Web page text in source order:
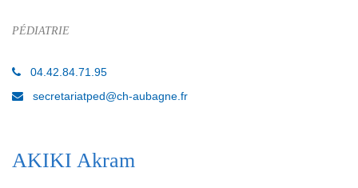
PÉDIATRIE
04.42.84.71.95
secretariatped@ch-aubagne.fr
AKIKI Akram